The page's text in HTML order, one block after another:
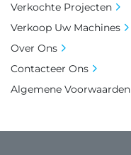
Verkochte Projecten
Verkoop Uw Machines
Over Ons
Contacteer Ons
Algemene Voorwaarden